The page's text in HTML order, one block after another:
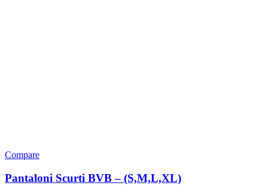
Compare
Pantaloni Scurti BVB – (S,M,L,XL)